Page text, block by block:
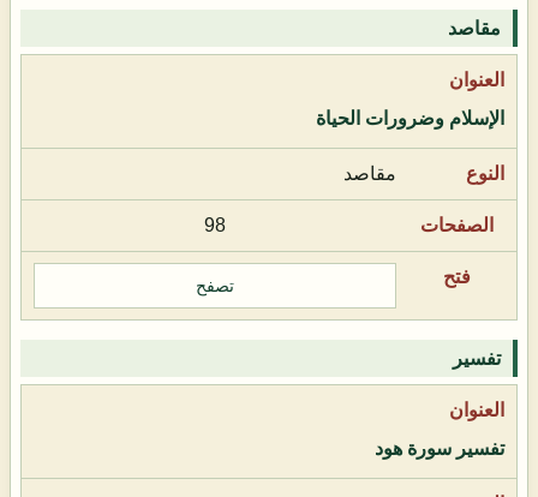
مقاصد
الإسلام وضرورات الحياة
مقاصد
98
تصفح
تفسير
تفسير سورة هود